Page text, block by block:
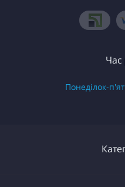
Час
Понеділок-